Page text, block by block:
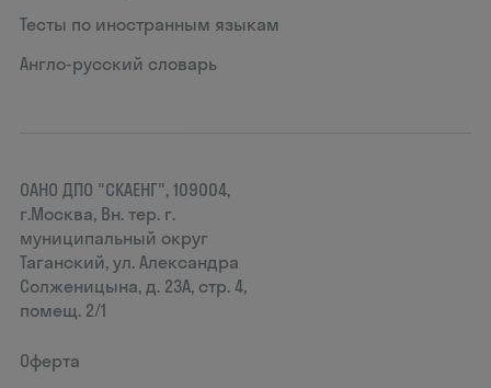
Тесты по иностранным языкам
Англо-русский словарь
ОАНО ДПО "СКАЕНГ", 109004,
г.Москва, Вн. тер. г.
муниципальный округ
Таганский, ул. Александра
Солженицына, д. 23А, стр. 4,
помещ. 2/1
Оферта